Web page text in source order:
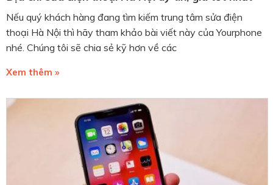
Nếu quý khách hàng đang tìm kiếm trung tâm sửa điện
thoại Hà Nội thì hãy tham khảo bài viết này của Yourphone
nhé. Chúng tôi sẽ chia sẻ kỹ hơn về các
Xem thêm »